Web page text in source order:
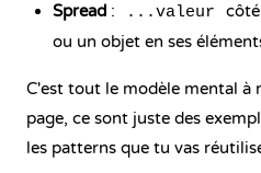
Spread : ...valeur côté
ou un objet en ses
C'est tout le modèle mental à
page, ce sont juste des
les patterns que tu vas